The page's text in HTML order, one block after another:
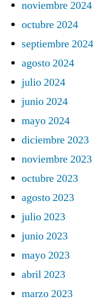
noviembre 2024
octubre 2024
septiembre 2024
agosto 2024
julio 2024
junio 2024
mayo 2024
diciembre 2023
noviembre 2023
octubre 2023
agosto 2023
julio 2023
junio 2023
mayo 2023
abril 2023
marzo 2023